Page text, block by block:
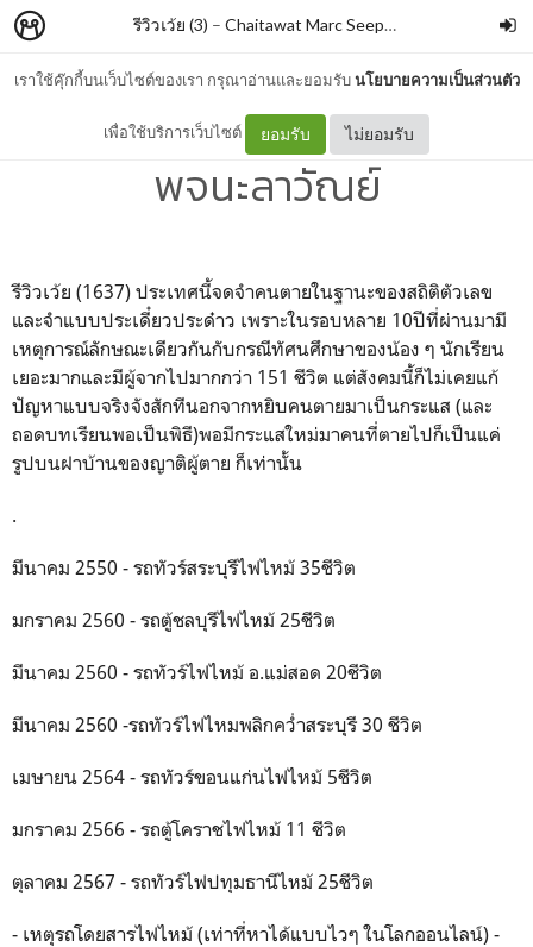
เราใช้คุ๊กกี้บนเว็บไซต์ของเรา กรุณาอ่านและยอมรับนโยบายความเป็นส่วนตัว
เพื่อใช้บริการเว็บไซต์ ยอมรับ ไม่ยอมรับ
รีวิวเว้ย (3) – Chaitawat Marc Seephongsai
ไฮเวยาธิปไตย By ภิญญพันธุ์
พจนะลาวัณย์
รีวิวเว้ย (1637) ประเทศนี้จดจำคนตายในฐานะของสถิติตัวเลข
และจำแบบประเดี๋ยวประด๋าว เพราะในรอบหลาย 10ปีที่ผ่านมามี
เหตุการณ์ลักษณะเดียวกันกับกรณีทัศนศึกษาของน้อง ๆ นักเรียน
เยอะมากและมีผู้จากไปมากกว่า 151 ชีวิต แต่สังคมนี้ก็ไม่เคยแก้
ปัญหาแบบจริงจังสักทีนอกจากหยิบคนตายมาเป็นกระแส (และ
ถอดบทเรียนพอเป็นพิธี)พอมีกระแสใหม่มาคนที่ตายไปก็เป็นแค่
รูปบนฝาบ้านของญาติผู้ตาย ก็เท่านั้น
.
มีนาคม 2550 - รถทัวร์สระบุรีไฟไหม้ 35ชีวิต
มกราคม 2560 - รถตู้ชลบุรีไฟไหม้ 25ชีวิต
มีนาคม 2560 - รถทัวร์ไฟไหม้ อ.แม่สอด 20ชีวิต
มีนาคม 2560 -รถทัวร์ไฟไหมพลิกคว่ำสระบุรี 30 ชีวิต
เมษายน 2564 - รถทัวร์ขอนแก่นไฟไหม้ 5ชีวิต
มกราคม 2566 - รถตู้โคราชไฟไหม้ 11 ชีวิต
ตุลาคม 2567 - รถทัวร์ไฟปทุมธานีไหม้ 25ชีวิต
- เหตุรถโดยสารไฟไหม้ (เท่าที่หาได้แบบไวๆ ในโลกออนไลน์) -